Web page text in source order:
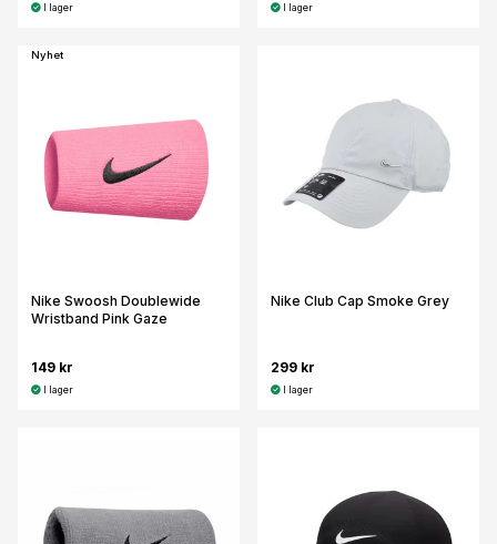
I lager I lager
Nyhet
Nike Swoosh Doublewide
Wristband Pink Gaze
149 kr
I lager
Nike Club Cap Smoke Grey
299 kr
I lager